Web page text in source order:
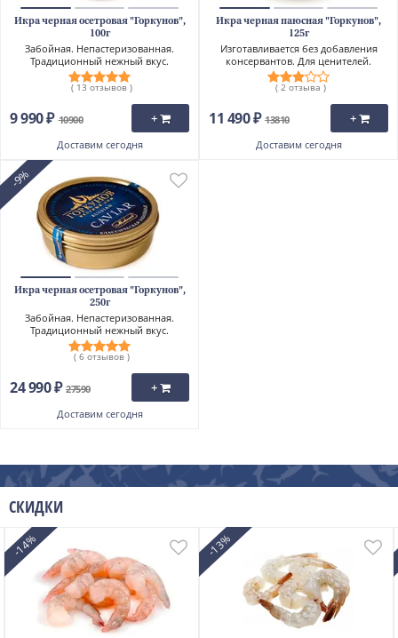
Икра черная осетровая "Горкунов",
100г
Забойная. Непастеризованная.
Традиционный нежный вкус.
( 13 отзывов )
9 990 ₽ 10900 +
Доставим сегодня
Икра черная паюсная "Горкунов",
125г
Изготавливается без добавления
консервантов. Для ценителей.
( 2 отзыва )
11 490 ₽ 13810 +
Доставим сегодня
-9%
Икра черная осетровая "Горкунов",
250г
Забойная. Непастеризованная.
Традиционный нежный вкус.
( 6 отзывов )
24 990 ₽ 27590 +
Доставим сегодня
СКИДКИ
-14% -13%